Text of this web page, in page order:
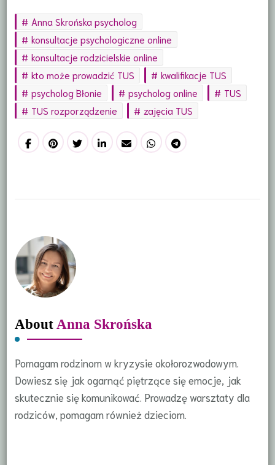
Anna Skrońska psycholog
konsultacje psychologiczne online
konsultacje rodzicielskie online
kto może prowadzić TUS
kwalifikacje TUS
psycholog Błonie
psycholog online
TUS
TUS rozporządzenie
zajęcia TUS
About Anna Skrońska
Pomagam rodzinom w kryzysie okołorozwodowym.
Dowiesz się jak ogarnąć piętrzące się emocje, jak
skutecznie się komunikować. Prowadzę warsztaty dla
rodziców, pomagam również dzieciom.